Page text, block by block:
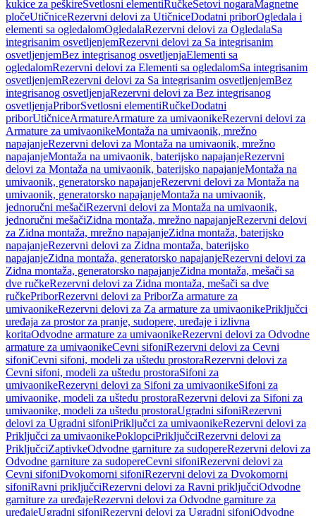
kukice za peškireSvetlosni elementiRučkeSetovi nogaraMagnetne
pločeUtičniceRezervni delovi za UtičniceDodatni priborOgledala i
elementi sa ogledalomOgledalaRezervni delovi za OgledalaSa
integrisanim osvetljenjemRezervni delovi za Sa integrisanim
osvetljenjemBez integrisanog osvetljenjaElementi sa
ogledalomRezervni delovi za Elementi sa ogledalomSa integrisanim
osvetljenjemRezervni delovi za Sa integrisanim osvetljenjemBez
integrisanog osvetljenjaRezervni delovi za Bez integrisanog
osvetljenjaPriborSvetlosni elementiRučkeDodatni
priborUtičniceArmatureArmature za umivaonikeRezervni delovi za
Armature za umivaonikeMontaža na umivaonik, mrežno
napajanjeRezervni delovi za Montaža na umivaonik, mrežno
napajanjeMontaža na umivaonik, baterijsko napajanjeRezervni
delovi za Montaža na umivaonik, baterijsko napajanjeMontaža na
umivaonik, generatorsko napajanjeRezervni delovi za Montaža na
umivaonik, generatorsko napajanjeMontaža na umivaonik,
jednoručni mešačiRezervni delovi za Montaža na umivaonik,
jednoručni mešačiZidna montaža, mrežno napajanjeRezervni delovi
za Zidna montaža, mrežno napajanjeZidna montaža, baterijsko
napajanjeRezervni delovi za Zidna montaža, baterijsko
napajanjeZidna montaža, generatorsko napajanjeRezervni delovi za
Zidna montaža, generatorsko napajanjeZidna montaža, mešači sa
dve ručkeRezervni delovi za Zidna montaža, mešači sa dve
ručkePriborRezervni delovi za PriborZa armature za
umivaonikeRezervni delovi za Za armature za umivaonikePriključci
uređaja za prostor za pranje, sudopere, uređaje i izlivna
koritaOdvodne armature za umivaonikeRezervni delovi za Odvodne
armature za umivaonikeCevni sifoniRezervni delovi za Cevni
sifoniCevni sifoni, modeli za uštedu prostoraRezervni delovi za
Cevni sifoni, modeli za uštedu prostoraSifoni za
umivaonikeRezervni delovi za Sifoni za umivaonikeSifoni za
umivaonike, modeli za uštedu prostoraRezervni delovi za Sifoni za
umivaonike, modeli za uštedu prostoraUgradni sifoniRezervni
delovi za Ugradni sifoniPriključci za umivaonikeRezervni delovi za
Priključci za umivaonikePoklopciPriključciRezervni delovi za
PriključciZaptivkeOdvodne garniture za sudopereRezervni delovi za
Odvodne garniture za sudopereCevni sifoniRezervni delovi za
Cevni sifoniDvokomorni sifoniRezervni delovi za Dvokomorni
sifoniRavni priključciRezervni delovi za Ravni priključciOdvodne
garniture za uređajeRezervni delovi za Odvodne garniture za
uređajeUgradni sifoniRezervni delovi za Ugradni sifoniOdvodne